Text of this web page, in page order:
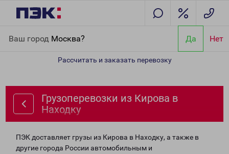
Ваш город Москва? Да Нет
Рассчитать и заказать перевозку
Грузоперевозки из Кирова в
Находку
ПЭК доставляет грузы из Кирова в Находку, а также в
другие города России автомобильным и